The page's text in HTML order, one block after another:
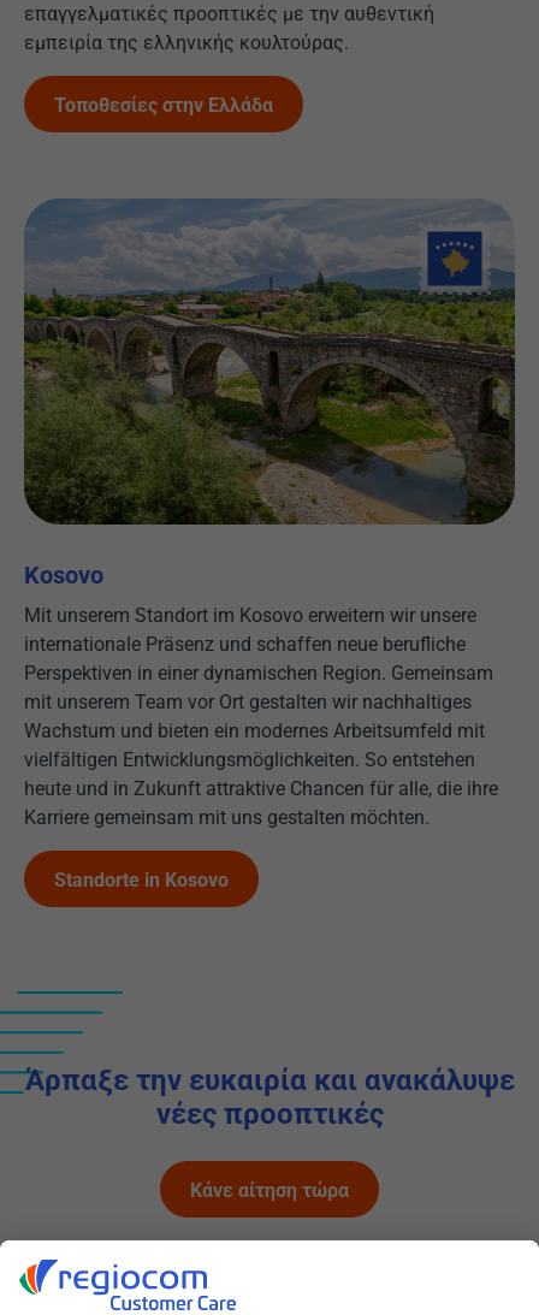
επαγγελματικές προοπτικές με την αυθεντική
εμπειρία της ελληνικής κουλτούρας.
Τοποθεσίες στην Ελλάδα
Kosovo
Mit unserem Standort im Kosovo erweitern wir unsere
internationale Präsenz und schaffen neue berufliche
Perspektiven in einer dynamischen Region. Gemeinsam
mit unserem Team vor Ort gestalten wir nachhaltiges
Wachstum und bieten ein modernes Arbeitsumfeld mit
vielfältigen Entwicklungsmöglichkeiten. So entstehen
heute und in Zukunft attraktive Chancen für alle, die ihre
Karriere gemeinsam mit uns gestalten möchten.
Standorte in Kosovo
Άρπαξε την ευκαιρία και ανακάλυψε
νέες προοπτικές
Κάνε αίτηση τώρα